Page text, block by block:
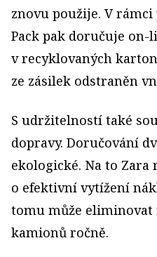
znovu použije. V
Pack pak doručuje on-
v recyklovaných
ze zásilek odstraněn
S udržitelností také
dopravy. Doručování
ekologické. Na to Zara
o efektivní vytížení
tomu může eliminovat
kamionů ročně.